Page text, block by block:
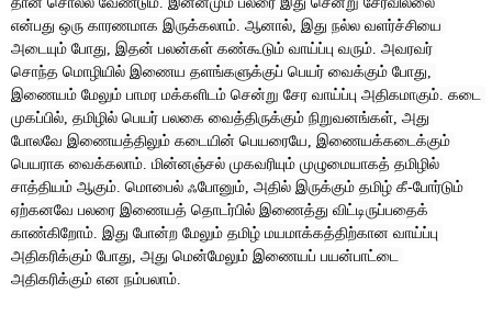
என்பது ஒரு காரணமாக இருக்கலாம் ஆனால் இது நல்ல வளர்ச்சியை
அடையும் போது இதன் பலன்கள் கண்கூடும் வாய்ப்பு வரும் அவரவர்
சொந்த மொழியில் இணைய தளங்களுக்குப் பெயர் வைக்கும் போது
இணையம் மேலும் பாமர மக்களிடம் சென்று சேர வாய்ப்பு அதிகமாகும் கடை
முகப்பில் தமிழில் பெயர் பலகை வைத்திருக்கும் நிறுவனங்கள் அது
போலவே இணையத்திலும் கடையின் பெயரையே இணையக்கடைக்கும்
பெயராக வைக்கலாம் மின்னஞ்சல் முகவரியும் முழுமையாகத் தமிழில்
சாத்தியம் ஆகும் மொபைல் ஃபோனும் அதில் இருக்கும் தமிழ் கீ-போர்டும்
ஏற்கனவே பலரை இணையத் தொடர்பில் இணைத்து விட்டிருப்பதைக்
காண்கிறோம் இது போன்ற மேலும் தமிழ் மயமாக்கத்திற்கான வாய்ப்பு
அதிகரிக்கும் போது அது மென்மேலும் இணையப் பயன்பாட்டை
அதிகரிக்கும் என நம்பலாம்